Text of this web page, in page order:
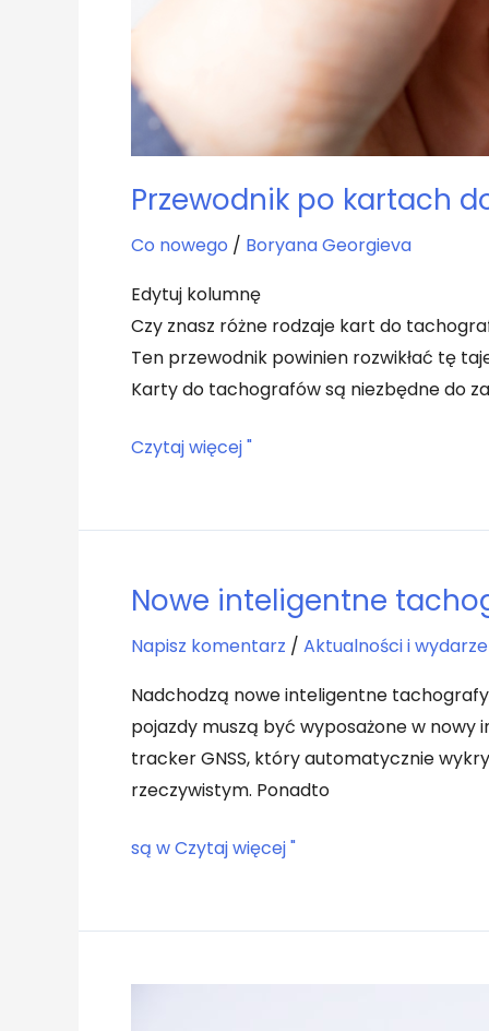
Przewodnik po kartach
Co nowego / Boryana Georgieva
Edytuj kolumnę
Czy znasz różne rodzaje kart do
Ten przewodnik powinien rozwikłać tę
Karty do tachografów są niezbędne do
Czytaj więcej "
Nowe inteligentne
Napisz komentarz / Aktualności i
Nadchodzą nowe inteligentne
pojazdy muszą być wyposażone w
tracker GNSS, który automatycznie
rzeczywistym. Ponadto
Nowe
tachografy
(G2V2)
są
już
w
drodze
Czytaj więcej "